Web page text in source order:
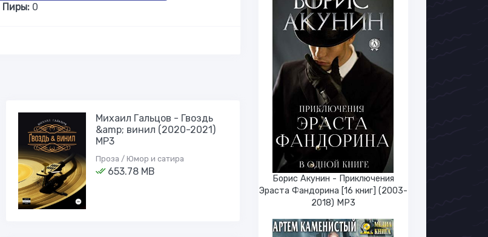
Пиры: 0
Михаил Гальцов - Гвоздь
&amp; винил (2020-2021)
МР3
Проза / Юмор и сатира
653.78 MB
Борис Акунин - Приключения
Эраста Фандорина [16 книг] (2003-
2018) МР3